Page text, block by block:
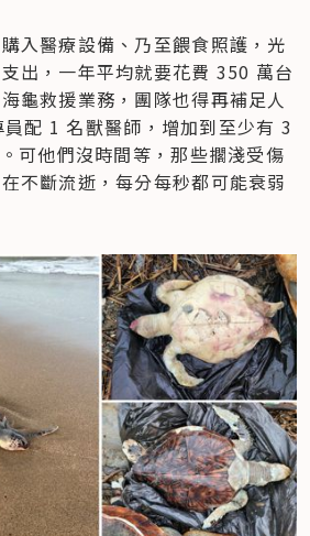
入醫療設備、乃至餵食照護，光
出，一年平均就要花費 350 萬台
龜救援業務，團隊也得再補足人
配 1 名獸醫師，增加到至少有 3
可他們沒時間等，那些擱淺受傷
不斷流逝，每分每秒都可能衰弱